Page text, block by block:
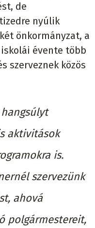
de
nyúlik
önkormányzat, a
évente több
szerveznek közös
aktivitások
is.
szervezünk
ahová
polgármestereit,